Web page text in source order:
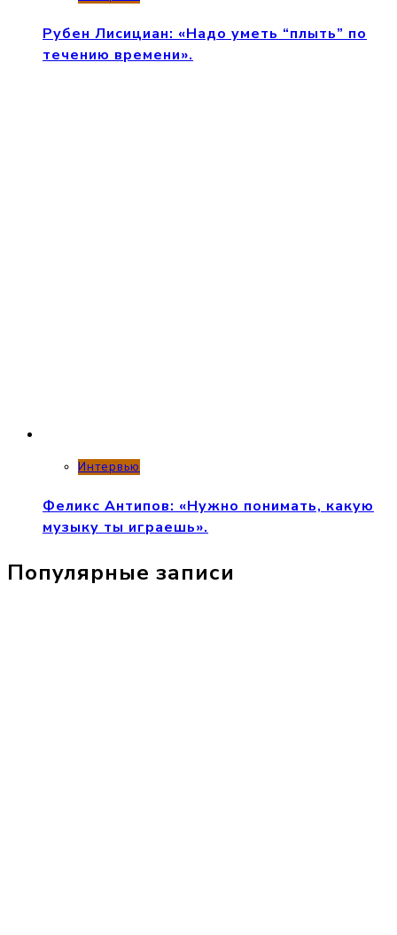
Рубен Лисициан: «Надо уметь “плыть” по
течению времени».
Интервью
Феликс Антипов: «Нужно понимать, какую
музыку ты играешь».
Популярные записи